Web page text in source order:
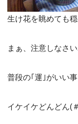
生け花を眺めても
まぁ、注意しなさ
普段の｢運｣がいい
イケイケどんどん(